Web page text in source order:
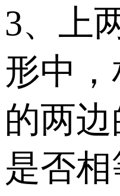
3、上
形中，
的两
是否相